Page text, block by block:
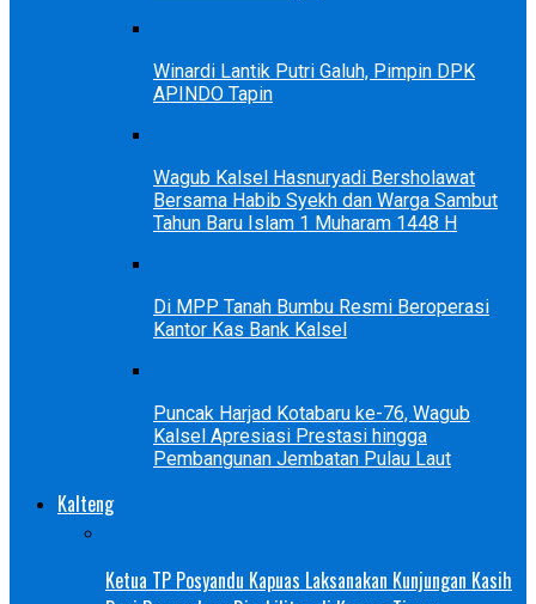
Winardi Lantik Putri Galuh, Pimpin DPK
APINDO Tapin
Wagub Kalsel Hasnuryadi Bersholawat
Bersama Habib Syekh dan Warga Sambut
Tahun Baru Islam 1 Muharam 1448 H
Di MPP Tanah Bumbu Resmi Beroperasi
Kantor Kas Bank Kalsel
Puncak Harjad Kotabaru ke-76, Wagub
Kalsel Apresiasi Prestasi hingga
Pembangunan Jembatan Pulau Laut
Kalteng
Ketua TP Posyandu Kapuas Laksanakan Kunjungan Kasih